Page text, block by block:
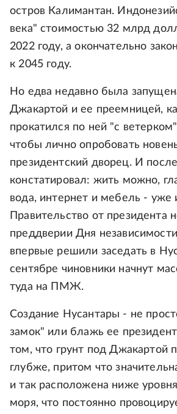
остров Калимантан.
века" стоимостью 32 млрд
2022 году, а окончательно
к 2045 году.
Но едва недавно была
Джакартой и ее преемницей,
прокатился по ней "с
чтобы лично опробовать
президентский дворец. И
констатировал: жить можно,
вода, интернет и мебель - уже
Правительство от президента
преддверии Дня
впервые решили заседать в
сентябре чиновники начнут
туда на ПМЖ.
Создание Нусантары - не
замок" или блажь ее
том, что грунт под Джакартой
глубже, притом что
и так расположена ниже
моря, что постоянно